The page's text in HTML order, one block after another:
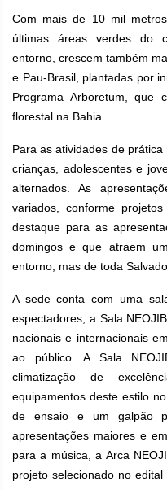
Com mais de 10 mil
últimas áreas verdes do
entorno, crescem também
e Pau-Brasil, plantadas por
Programa Arboretum, que
florestal na Bahia.
Para as atividades de
crianças, adolescentes e
alternados. As
variados, conforme
destaque para as
domingos e que atraem
entorno, mas de toda
A sede conta com uma
espectadores, a Sala
nacionais e internacionais
ao público. A Sala
climatização de
equipamentos deste estilo
de ensaio e um galpão
apresentações maiores e
para a música, a Arca
projeto selecionado no